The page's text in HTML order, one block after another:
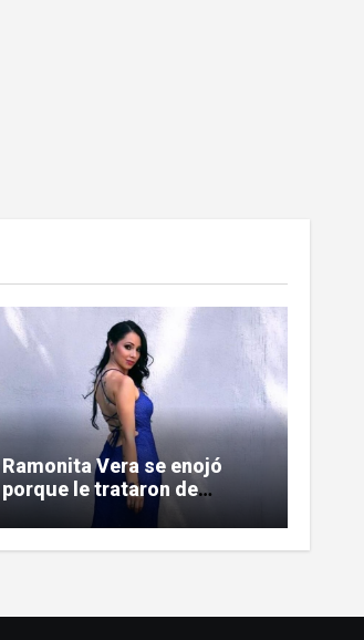
Ramonita Vera se enojó
porque le trataron de
«copiona» y salió al paso de
las críticas